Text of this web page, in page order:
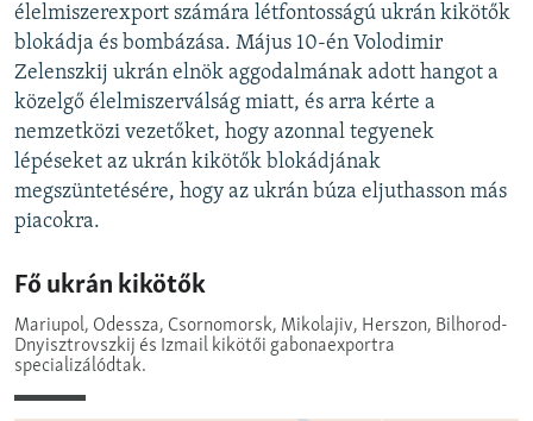
élelmiszerexport számára létfontosságú ukrán kikötők
blokádja és bombázása. Május 10-én Volodimir
Zelenszkij ukrán elnök aggodalmának adott hangot a
közelgő élelmiszerválság miatt, és arra kérte a
nemzetközi vezetőket, hogy azonnal tegyenek
lépéseket az ukrán kikötők blokádjának
megszüntetésére, hogy az ukrán búza eljuthasson más
piacokra.